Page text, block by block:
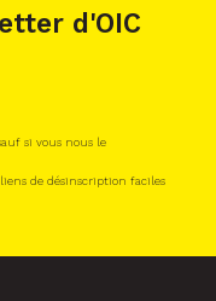
d'OIC
si vous nous le
de désinscription faciles